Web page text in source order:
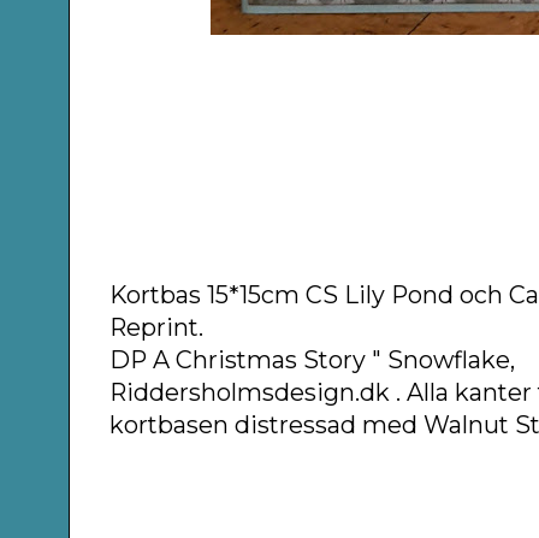
Kortbas 15*15cm CS Lily Pond och
Reprint.
DP A Christmas Story " Snowflake,
Riddersholmsdesign.dk . Alla
kortbasen distressad med Walnut